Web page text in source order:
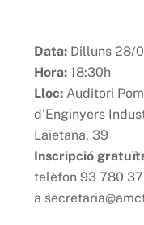
Data: Dilluns 28/
Hora: 18:30h
Lloc: Auditori
d’Enginyers
Laietana, 39
Inscripció
telèfon 93 780
a